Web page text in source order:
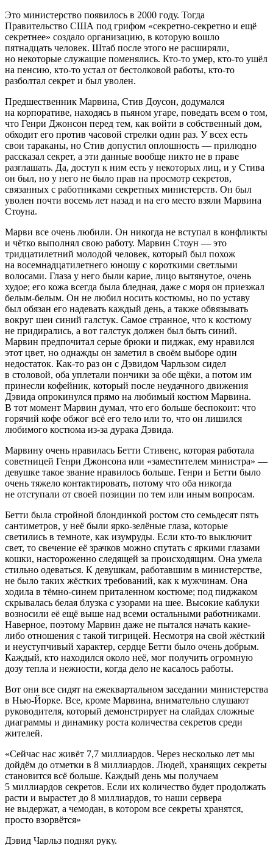
Это министерство появилось в 2000 году. Тогда
Правительство США под грифом «секретно-секретно и ещё
секретнее» создало организацию, в которую вошло
пятнадцать человек. Штаб после этого не расширяли,
но некоторые служащие поменялись. Кто-то умер, кто-то ушёл
на пенсию, кто-то устал от бестолковой работы, кто-то
разболтал секрет и был уволен.
Предшественник Марвина, Стив Доусон, додумался
на корпоративе, находясь в пьяном угаре, поведать всем о том,
что Генри Джонсон перед тем, как войти в собственный дом,
обходит его против часовой стрелки один раз. У всех есть
свои тараканы, но Стив допустил оплошность — прилюдно
рассказал секрет, а эти данные вообще никто не в праве
разглашать. Да, доступ к ним есть у некоторых лиц, и у Стива
он был, но у него не было прав на просмотр секретов,
связанных с работниками секретных министерств. Он был
уволен почти восемь лет назад и на его место взяли Марвина
Стоуна.
Марви все очень любили. Он никогда не вступал в конфликты
и чётко выполнял свою работу. Марвин Стоун — это
тридцатилетний молодой человек, который был похож
на восемнадцатилетнего юношу с короткими светлыми
волосами. Глаза у него были карие, лицо вытянутое, очень
худое; его кожа всегда была бледная, даже с моря он приезжал
белым-белым. Он не любил носить костюмы, но по уставу
был обязан его надевать каждый день, а также обвязывать
вокруг шеи синий галстук. Самое странное, что к костюму
не придирались, а вот галстук должен был быть синий.
Марвин предпочитал серые брюки и пиджак, ему нравился
этот цвет, но однажды он заметил в своём выборе один
недостаток. Как-то раз он с Дэвидом Чарльзом сидел
в столовой, оба уплетали пончики за обе щёки, а потом им
принесли кофейник, который после неудачного движения
Дэвида опрокинулся прямо на любимый костюм Марвина.
В тот момент Марвин думал, что его больше беспокоит: что
горячий кофе обжог всё его тело или то, что он лишился
любимого костюма из-за дурака Дэвида.
Марвину очень нравилась Бетти Стивенс, которая работала
советницей Генри Джонсона или «заместителем министра» —
девушке такое звание нравилось больше. Генри и Бетти было
очень тяжело контактировать, потому что оба никогда
не отступали от своей позиции по тем или иным вопросам.
Бетти была стройной блондинкой ростом сто семьдесят пять
сантиметров, у неё были ярко-зелёные глаза, которые
светились в темноте, как изумруды. Если кто-то выключит
свет, то свечение её зрачков можно спутать с яркими глазами
кошки, настороженно следящей за происходящим. Она умела
стильно одеваться. К девушкам, работавшим в министерстве,
не было таких жёстких требований, как к мужчинам. Она
ходила в тёмно-синем приталенном костюме; под пиджаком
скрывалась белая блузка с узорами на шее. Высокие каблуки
возносили её ещё выше над всеми остальными работниками.
Наверное, поэтому Марвин даже не пытался начать какие-
либо отношения с такой тигрицей. Несмотря на свой жёсткий
и неуступчивый характер, сердце Бетти было очень добрым.
Каждый, кто находился около неё, мог получить огромную
дозу тепла и нежности, когда дело не касалось работы.
Вот они все сидят на ежеквартальном заседании министерства
в Нью-Йорке. Все, кроме Марвина, внимательно слушают
руководителя, который демонстрирует на слайдах сложные
диаграммы и динамику роста количества секретов среди
жителей.
«Сейчас нас живёт 7,7 миллиардов. Через несколько лет мы
дойдём до отметки в 8 миллиардов. Людей, хранящих секреты
становится всё больше. Каждый день мы получаем
5 миллиардов секретов. Если их количество будет продолжать
расти и вырастет до 8 миллиардов, то наши сервера
не выдержат, а чемодан, в котором все секреты хранятся,
просто взорвётся»
Дэвид Чарльз поднял руку.